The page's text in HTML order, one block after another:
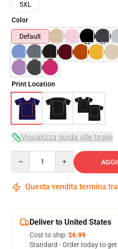
5XL
Color
Default
Print Location
Visualizza guida alle taglie
Questa vendita termina tra
Deliver to United States
Cost to ship:$6.99
Standard - Order today to